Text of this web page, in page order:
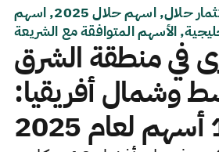
استثمار اسلامي, استثمار حلال, اسهم حلال 2025, اسهم
الأسهم المتوافقة مع الشريعة
في منطقة الشرق
وشمال أفريقيا: